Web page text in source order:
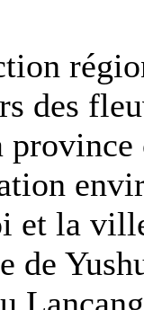
des
et la
de